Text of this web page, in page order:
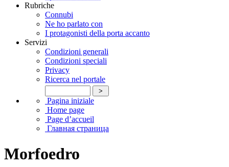
Rubriche
Connubi
Ne ho parlato con
I protagonisti della porta accanto
Servizi
Condizioni generali
Condizioni speciali
Privacy
Ricerca nel portale
Pagina iniziale
Home page
Page d’accueil
Главная страница
Morfoedro